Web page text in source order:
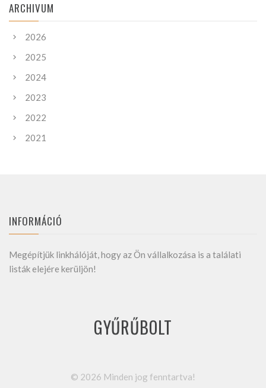
ARCHIVUM
2026
2025
2024
2023
2022
2021
INFORMÁCIÓ
Megépítjük linkhálóját, hogy az Ön vállalkozása is a találati
listák elejére kerüljön!
GYŰRŰBOLT
© 2026 Minden jog fenntartva!